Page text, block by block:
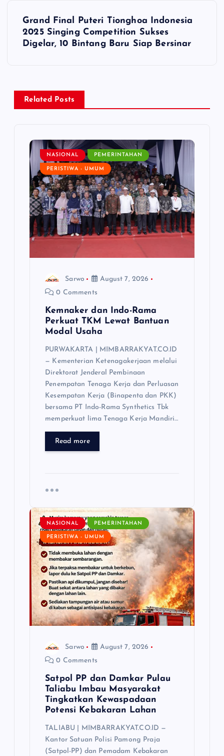
v
Grand Final Puteri Tionghoa Indonesia
2025 Singing Competition Sukses
Digelar, 10 Bintang Baru Siap Bersinar
Related Posts
NASIONAL PEMERINTAHAN
PERISTIWA - UMUM
Sarwo
August 7, 2026
0 Comments
Kemnaker dan Indo-Rama
Perkuat TKM Lewat Bantuan
Modal Usaha
PURWAKARTA | MIMBARRAKYAT.CO.ID
— Kementerian Ketenagakerjaan melalui
Direktorat Jenderal Pembinaan
Penempatan Tenaga Kerja dan Perluasan
Kesempatan Kerja (Binapenta dan PKK)
bersama PT Indo-Rama Synthetics Tbk
memperkuat lima Tenaga Kerja Mandiri…
Read more
NASIONAL PEMERINTAHAN
PERISTIWA - UMUM
Sarwo
August 7, 2026
0 Comments
Satpol PP dan Damkar Pulau
Taliabu Imbau Masyarakat
Tingkatkan Kewaspadaan
Potensi Kebakaran Lahan
TALIABU | MIMBARRAKYAT.CO.ID —
Kantor Satuan Polisi Pamong Praja
(Satpol-PP) dan Pemadam Kebakaran